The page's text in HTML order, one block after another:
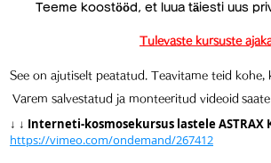
Teeme koostööd, et luua täiesti uus
Tulevaste kursuste
See on ajutiselt peatatud. Teavitame teid kohe,
Varem salvestatud ja monteeritud videoid
↓ ↓ Interneti-kosmosekursus lastele ASTRAX
https://vimeo.com/ondemand/267412